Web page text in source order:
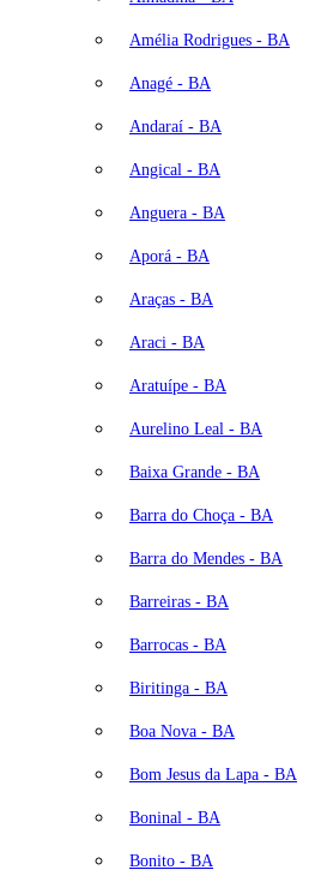
Amélia Rodrigues - BA
Anagé - BA
Andaraí - BA
Angical - BA
Anguera - BA
Aporá - BA
Araças - BA
Araci - BA
Aratuípe - BA
Aurelino Leal - BA
Baixa Grande - BA
Barra do Choça - BA
Barra do Mendes - BA
Barreiras - BA
Barrocas - BA
Biritinga - BA
Boa Nova - BA
Bom Jesus da Lapa - BA
Boninal - BA
Bonito - BA